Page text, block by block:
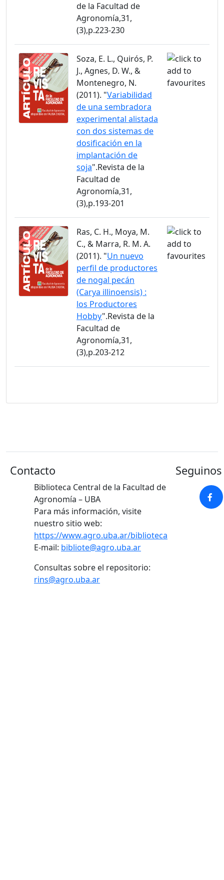
de la Facultad de
Agronomía,31,
(3),p.223-230
Soza, E. L., Quirós, P.
J., Agnes, D. W., &
Montenegro, N.
(2011). "Variabilidad
de una sembradora
experimental alistada
con dos sistemas de
dosificación en la
implantación de
soja".Revista de la
Facultad de
Agronomía,31,
(3),p.193-201
Ras, C. H., Moya, M.
C., & Marra, R. M. A.
(2011). "Un nuevo
perfil de productores
de nogal pecán
(Carya illinoensis) :
los Productores
Hobby".Revista de la
Facultad de
Agronomía,31,
(3),p.203-212
Contacto
Biblioteca Central de la Facultad de
Agronomía – UBA
Para más información, visite
nuestro sitio web:
https://www.agro.uba.ar/biblioteca
E-mail: bibliote@agro.uba.ar
Consultas sobre el repositorio:
rins@agro.uba.ar